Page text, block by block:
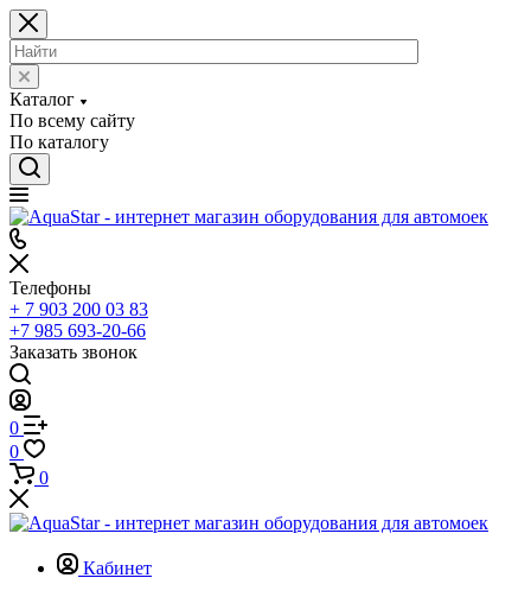
Каталог
По всему сайту
По каталогу
Телефоны
+ 7 903 200 03 83
+7 985 693-20-66
Заказать звонок
0
0
0
Кабинет